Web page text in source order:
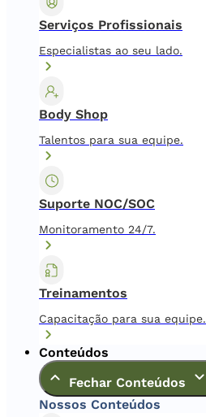
Serviços Profissionais
Especialistas ao seu lado.
Body Shop
Talentos para sua equipe.
Suporte NOC/SOC
Monitoramento 24/7.
Treinamentos
Capacitação para sua equipe.
Conteúdos
Fechar Conteúdos
Nossos Conteúdos